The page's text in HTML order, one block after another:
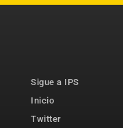
Sigue a IPS
Inicio
Twitter